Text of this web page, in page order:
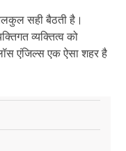
सही बैठती है।
व्यक्तित्व को
एंजिल्स एक ऐसा शहर है